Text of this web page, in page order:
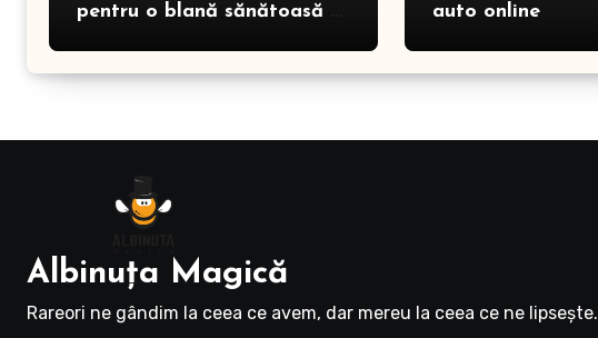
pentru o blană sănătoasă și
auto online
Albinuţa Magică
Rareori ne gândim la ceea ce avem, dar mereu la ceea ce ne lipseşte.